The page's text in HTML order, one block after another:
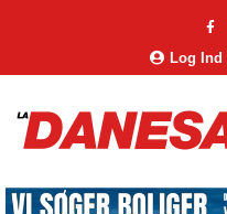
Log Ind